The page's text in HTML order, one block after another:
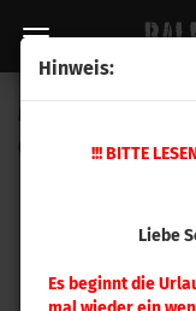
Hinweis:
!!! BITTE
Liebe
Es beginnt die
Magpul AK Cheek
MAG446-BLK)